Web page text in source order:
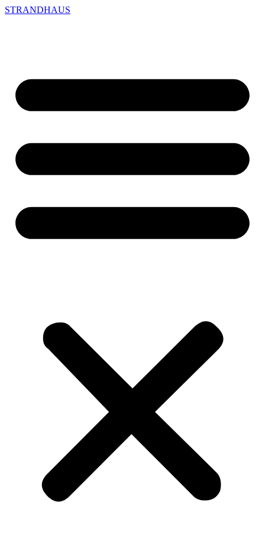
STRANDHAUS